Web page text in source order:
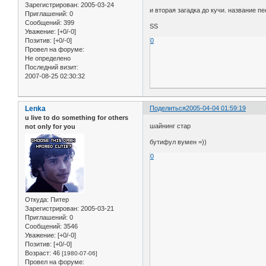
Зарегистрирован: 2005-03-24
Приглашений: 0
Сообщений: 399
Уважение: [+0/-0]
Позитив: [+0/-0]
Провел на форуме:
Не определено
Последний визит:
2007-08-25 02:30:32
и вторая загадка до кучи. название
SS
0
Поделиться2005-04-04 01:59:19
Lenka
u live to do something for others
not only for you
Откуда: Питер
Зарегистрирован: 2005-03-21
Приглашений: 0
Сообщений: 3546
Уважение: [+0/-0]
Позитив: [+0/-0]
Возраст: 46 [1980-07-06]
Провел на форуме:
шайнинг стар
бутифул вумен =))
0